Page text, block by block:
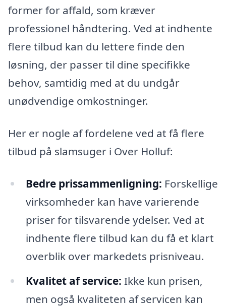
former for affald, som kræver
professionel håndtering. Ved at indhente
flere tilbud kan du lettere finde den
løsning, der passer til dine specifikke
behov, samtidig med at du undgår
unødvendige omkostninger.
Her er nogle af fordelene ved at få flere
tilbud på slamsuger i Over Holluf:
Bedre prissammenligning: Forskellige
virksomheder kan have varierende
priser for tilsvarende ydelser. Ved at
indhente flere tilbud kan du få et klart
overblik over markedets prisniveau.
Kvalitet af service: Ikke kun prisen,
men også kvaliteten af servicen kan